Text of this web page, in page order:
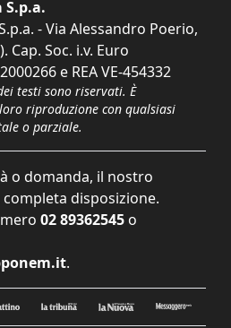
- Via Alessandro Poerio,
Cap. Soc. i.v. Euro
e REA VE-454332
testi sono riservati. È
riproduzione con qualsiasi
o parziale.
o domanda, il nostro
disposizione.
02 89362545 o
.